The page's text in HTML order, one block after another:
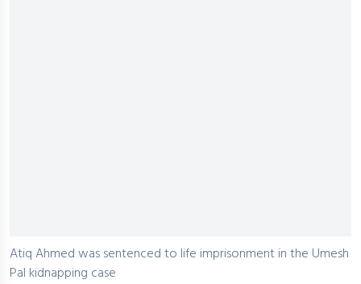
Atiq Ahmed was sentenced to life imprisonment in the Umesh
Pal kidnapping case